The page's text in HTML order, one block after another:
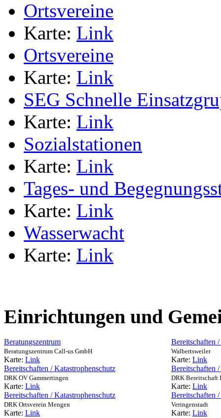
Ortsvereine
Karte: Link
Ortsvereine
Karte: Link
SEG Schnelle
Karte: Link
Sozialstationen
Karte: Link
Tages- und
Karte: Link
Wasserwacht
Karte: Link
Einrichtungen und
Beratungszentrum
Beratungszentrum Call-us GmbH
Karte: Link
Bereitschaften
Walbertsweiler
Karte: Link
Bereitschaften / Katastrophenschutz
DRK OV Gammertingen
Karte: Link
Bereitschaften
DRK Bereitschaft
Karte: Link
Bereitschaften / Katastrophenschutz
DRK Ortsverein Mengen
Karte: Link
Bereitschaften
Veringenstadt
Karte: Link